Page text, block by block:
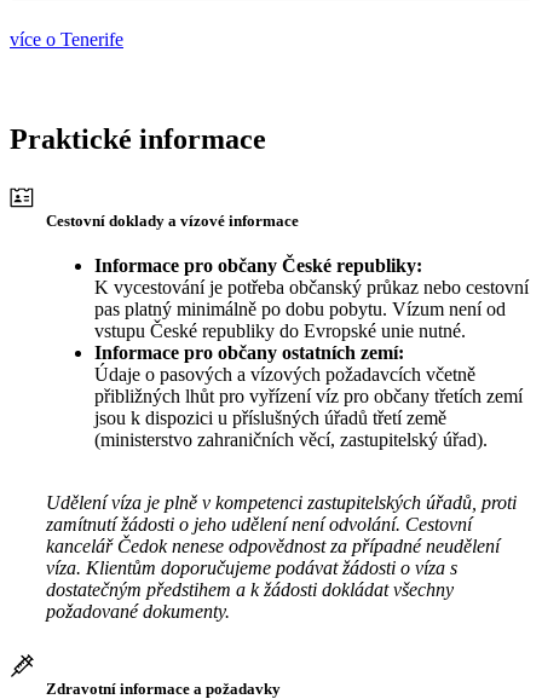
více o Tenerife
Praktické informace
Cestovní doklady a vízové informace
Informace pro občany České republiky:
K vycestování je potřeba občanský průkaz nebo cestovní
pas platný minimálně po dobu pobytu. Vízum není od
vstupu České republiky do Evropské unie nutné.
Informace pro občany ostatních zemí:
Údaje o pasových a vízových požadavcích včetně
přibližných lhůt pro vyřízení víz pro občany třetích zemí
jsou k dispozici u příslušných úřadů třetí země
(ministerstvo zahraničních věcí, zastupitelský úřad).
Udělení víza je plně v kompetenci zastupitelských úřadů, proti
zamítnutí žádosti o jeho udělení není odvolání. Cestovní
kancelář Čedok nenese odpovědnost za případné neudělení
víza. Klientům doporučujeme podávat žádosti o víza s
dostatečným předstihem a k žádosti dokládat všechny
požadované dokumenty.
Zdravotní informace a požadavky